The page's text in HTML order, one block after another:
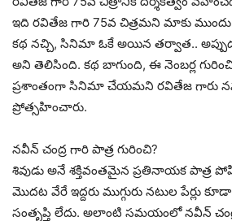
ఇది రవితేజ గారి 75వ చిత్రమని మాకు
కథ నచ్చి, సినిమా ఓకే అయిన తర్వాత..
అని తెలిసింది. కథ బాగుంది, ఈ నెంబర్ల
ప్రశాంతంగా సినిమా చేయమని రవితేజ గారు
ప్రోత్సహించారు.
నవీన్ చంద్ర గారి పాత్ర గురించి?
శివుడు అనే శక్తివంతమైన ప్రతినాయక పాత్ర
మొదట వేరే ఇద్దరు ముగ్గురు నటుల పేర్లు
సంతృప్తి లేదు. అలాంటి సమయంలో నవీన్